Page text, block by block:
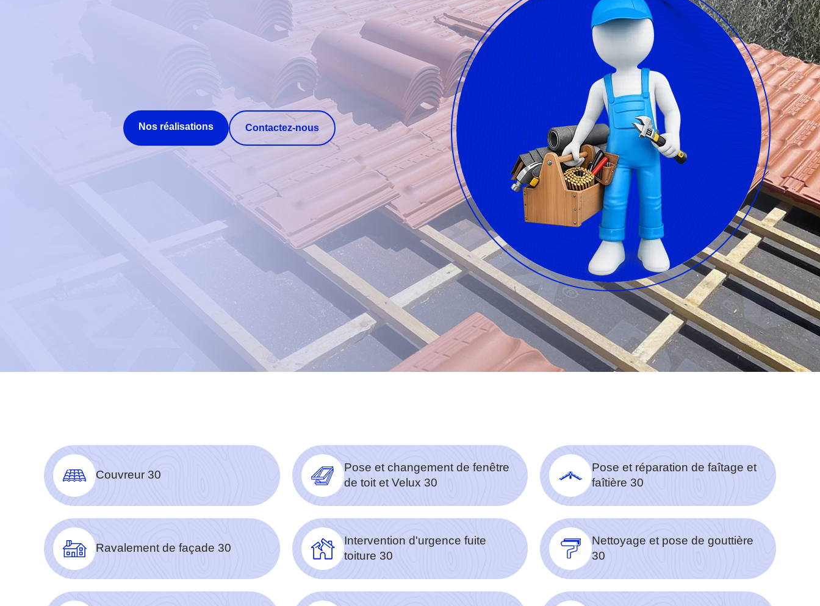
Nos réalisations Contactez-nous
Couvreur 30
Pose et changement de fenêtre
de toit et Velux 30
Pose et réparation de faîtage et
faîtière 30
Ravalement de façade 30
Intervention d'urgence fuite
toiture 30
Nettoyage et pose de gouttière
30